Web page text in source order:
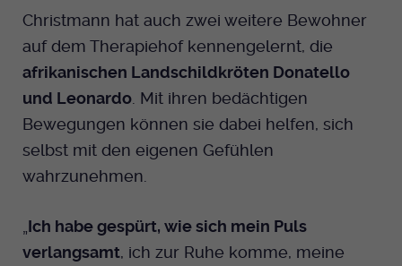
Christmann hat auch zwei weitere Bewohner
auf dem Therapiehof kennengelernt, die
afrikanischen Landschildkröten Donatello
und Leonardo . Mit ihren bedächtigen
Bewegungen können sie dabei helfen, sich
selbst mit den eigenen Gefühlen
wahrzunehmen.
Ich habe gespürt, wie sich mein Puls
verlangsamt, ich zur Ruhe komme, meine